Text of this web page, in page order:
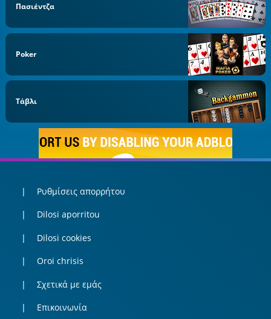
Πασιέντζα
Poker
Τάβλι
Ρυθμίσεις απορρήτου
Dilosi aporritou
Dilosi cookies
Oroi chrisis
Σχετικά με εμάς
Επικοινωνία